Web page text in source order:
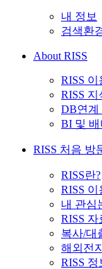
내 정보
검색환
About RISS
RISS 이
RISS 지
DB연계
BI 및 배
RISS 처음 방
RISS란?
RISS
내 관심
RISS
복사/대
해외전
RISS